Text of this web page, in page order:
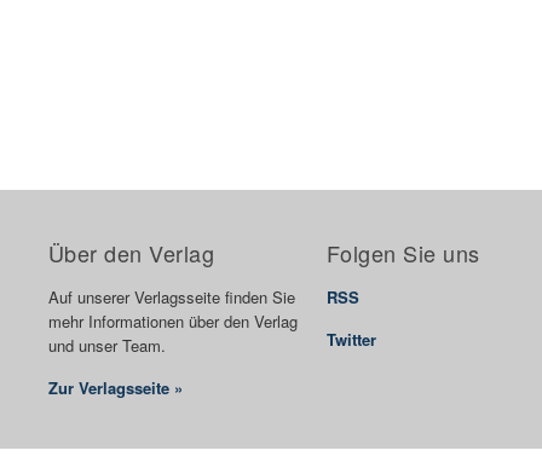
Über den Verlag
Auf unserer Verlagsseite finden Sie
mehr Informationen über den Verlag
und unser Team.
Zur Verlagsseite »
Folgen Sie uns
RSS
Twitter